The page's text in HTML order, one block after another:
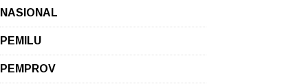
NASIONAL
PEMILU
PEMPROV